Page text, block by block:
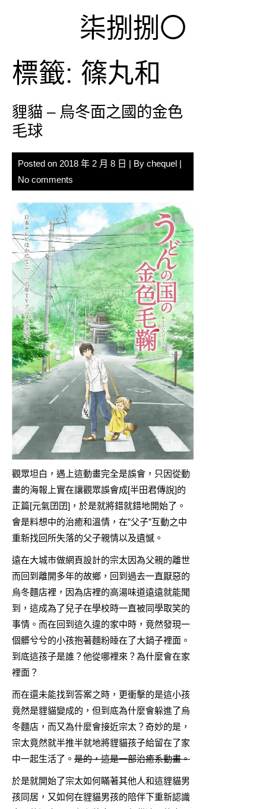
柒捌捌〇
標籤: 篠丸和
貍貓 – 烏冬面之國的金色
毛球
Posted on 2018 年 2 月 8 日 | By chequel |
No comments
觀眾坦白，遇上這動畫完全是誤會，只因從動
畫的海報上實在讓觀眾誤會成[半田君傳說]的
正篇[元氣囝囝]，於是就將錯就錯地開始了。
會是料想中的治癒和溫情，在”父子”互動之中
重新找回所失落的父子親情以及遺憾。
遠在大城市做網頁設計的宗太因為父親的離世
而回到離開多年的故鄉，回到過去一直厭惡的
烏冬麵店裡，因為店裡的高湯味道遠遠就能聞
到，這成為了兒子在學校時一直被同學取笑的
事情。而在回到這久違的家中時，竟然發現一
個髒兮兮的小孩抱著麵粉睡在了大鍋子裡面。
到底這孩子是誰？他從哪裡來？為什麼會在家
裡面？
而在還未能找到答案之時，更衝擊的是這小孩
竟然是貍貓變成的，但到底為什麼會躲進了烏
冬麵店，而又為什麼會接近宗太？奇妙的是，
宗太竟然就半推半就地將貍貓孩子給留在了家
中一起生活了。 是的，這是一部治癒系動畫。
於是就開始了宗太如何瞞著其他人和這貍貓男
孩同居，又如何在貍貓男孩的陪伴下重新認識